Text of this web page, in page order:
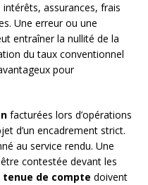
intérêts, assurances, frais
Une erreur ou une
entraîner la nullité de la
du taux conventionnel
pour
facturées lors d’opérations
d’un encadrement strict.
au service rendu. Une
contestée devant les
de compte doivent